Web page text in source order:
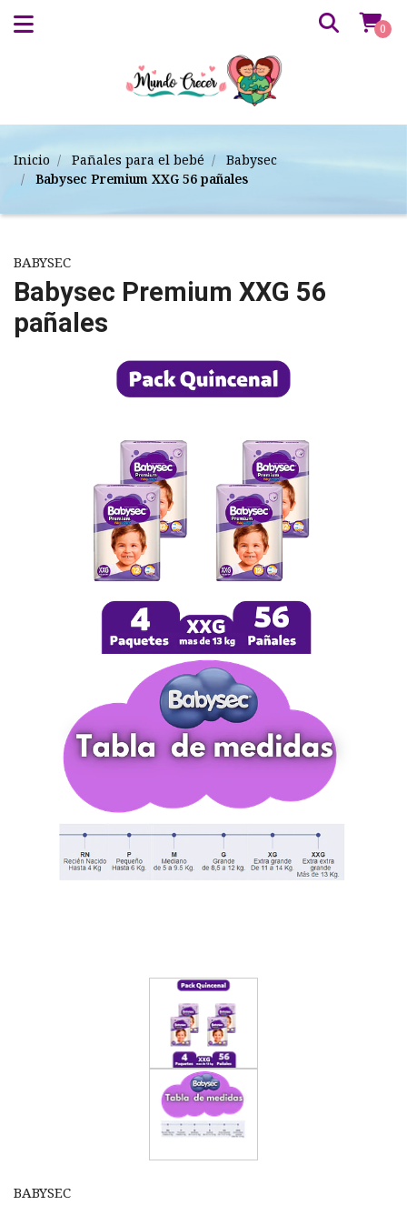
0
Inicio Pañales para el bebé
Babysec
Babysec Premium XXG 56 pañales
BABYSEC
Babysec Premium XXG 56
pañales
BABYSEC